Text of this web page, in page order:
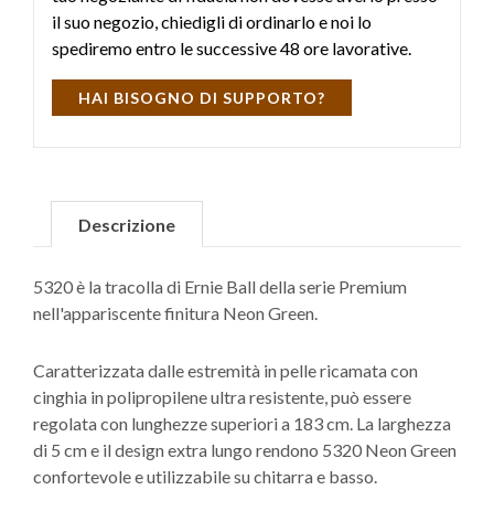
il suo negozio, chiedigli di ordinarlo e noi lo
spediremo entro le successive 48 ore lavorative.
HAI BISOGNO DI SUPPORTO?
Descrizione
5320 è la tracolla di Ernie Ball della serie Premium
nell'appariscente finitura Neon Green.
Caratterizzata dalle estremità in pelle ricamata con
cinghia in polipropilene ultra resistente, può essere
regolata con lunghezze superiori a 183 cm. La larghezza
di 5 cm e il design extra lungo rendono 5320 Neon Green
confortevole e utilizzabile su chitarra e basso.